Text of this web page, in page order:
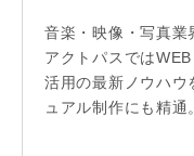
音楽・映像・写真業
アクトパスでは
活用の最新ノウハウ
ュアル制作にも精通。